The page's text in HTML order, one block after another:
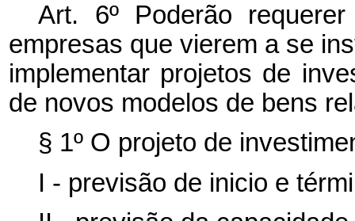
Art. 6º Poderão
empresas que vierem a se
implementar projetos de
de novos modelos de bens
§ 1º O projeto de
I - previsão de inicio e